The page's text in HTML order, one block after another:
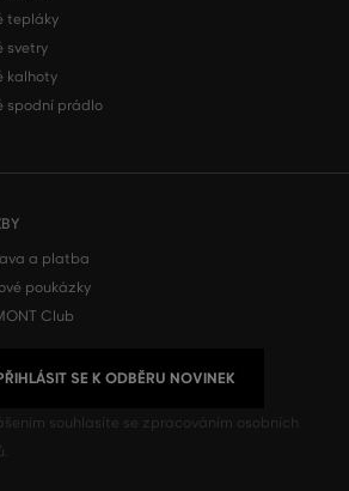
tepláky
svetry
kalhoty
spodní prádlo
a platba
poukázky
Club
SE K ODBĚRU NOVINEK
souhlasíte se zpracováním osobních